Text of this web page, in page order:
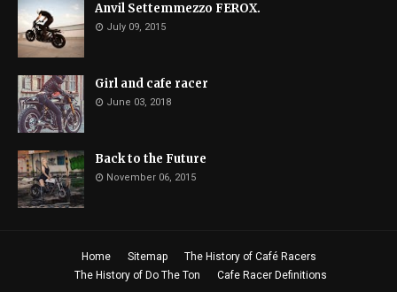
Anvil Settemmezzo FEROX.
July 09, 2015
Girl and cafe racer
June 03, 2018
Back to the Future
November 06, 2015
Home Sitemap
The History of Café Racers
The History of Do The Ton
Cafe Racer Definitions